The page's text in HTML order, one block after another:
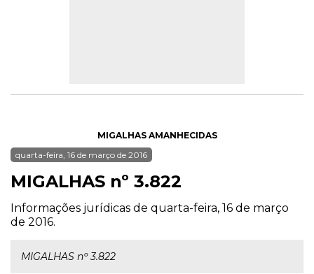
MIGALHAS AMANHECIDAS
quarta-feira, 16 de março de 2016
MIGALHAS nº 3.822
Informações jurídicas de quarta-feira, 16 de março
de 2016.
MIGALHAS nº 3.822